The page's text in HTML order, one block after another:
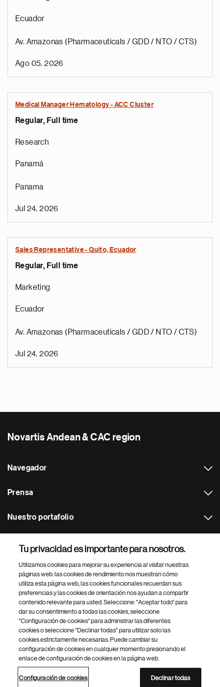
Ecuador
Av. Amazonas (Pharmaceuticals / GDD / NTO / CTS)
Ago 05, 2026
Medical Manager Hematology - ACC Cluster
Regular, Full time
Research
Panamá
Panama
Jul 24, 2026
Sales Representative - Quito, Ecuador
Regular, Full time
Marketing
Ecuador
Av. Amazonas (Pharmaceuticals / GDD / NTO / CTS)
Jul 24, 2026
Novartis Andean & CAC region
Navegador
Prensa
Nuestro portafolio
Footer Site Search
inferior
del
© 2026 Novartis AG
Política de privacidad Términos de uso
Accesibilidad
Configuración de cookies
Mapa del sitio
Tu privacidad es importante para nosotros.
Utilizamos cookies para mejorar su experiencia al visitar nuestras
páginas web: las cookies de rendimiento nos muestran cómo
utiliza esta página web, las cookies funcionales recuerdan sus
preferencias y las cookies de orientación nos ayudan a compartir
contenido relevante para usted. Seleccione: "Aceptar todo" para
dar su consentimiento a todas las cookies, seleccione
"Configuración de cookies" para administrar las diferentes
cookies o seleccione "Declinar todas" para utilizar solo las
cookies estrictamente necesarias. Puede cambiar su
configuración de cookies en cualquier momento presionando el
enlace de configuración de cookies en la página web.
Configuración de cookies Declinar todas